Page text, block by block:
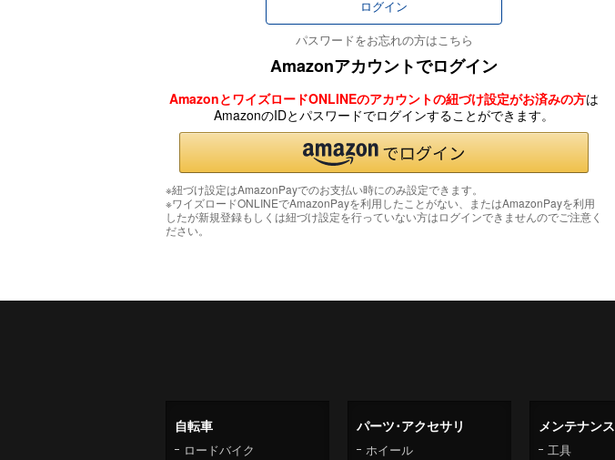
パスワードをお忘れの方はこちら
Amazonアカウントでログイン
AmazonとワイズロードONLINEのアカウントの紐づけ設定がお済みの方は
AmazonのIDとパスワードでログインすることができます。
※紐づけ設定はAmazonPayでのお支払い時にのみ設定できます。
※ワイズロードONLINEでAmazonPayを利用したことがない、またはAmazonPayを利用
したが新規登録もしくは紐づけ設定を行っていない方はログインできませんのでご注意く
ださい。
自転車
ロードバイク
パーツ･アクセサリ
ホイール
メンテナンス
工具